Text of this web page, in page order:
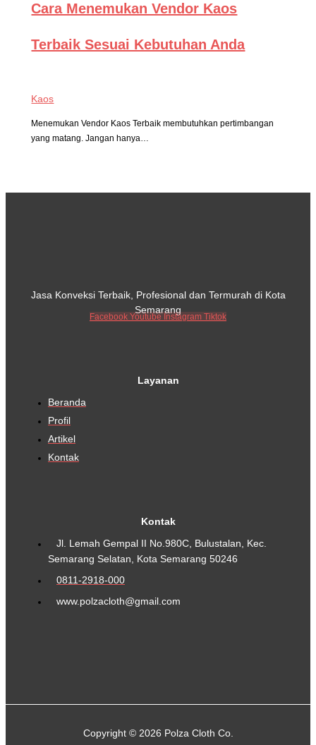
Cara Menemukan Vendor Kaos
Terbaik Sesuai Kebutuhan Anda
Kaos
Menemukan Vendor Kaos Terbaik membutuhkan pertimbangan
yang matang. Jangan hanya…
Jasa Konveksi Terbaik, Profesional dan Termurah di Kota
Semarang
Facebook Youtube Instagram Tiktok
Layanan
Beranda
Profil
Artikel
Kontak
Kontak
Jl. Lemah Gempal II No.980C, Bulustalan, Kec.
Semarang Selatan, Kota Semarang 50246
0811-2918-000
www.polzacloth@gmail.com
Copyright © 2026 Polza Cloth Co.